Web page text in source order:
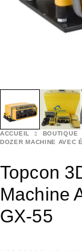
ACCUEIL BOUTIQUE
DOZER MACHINE AVEC
Topcon
Machine
GX-55